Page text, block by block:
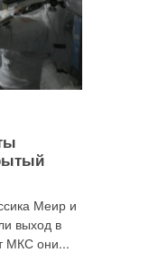
Меир и
выход в
МКС они...